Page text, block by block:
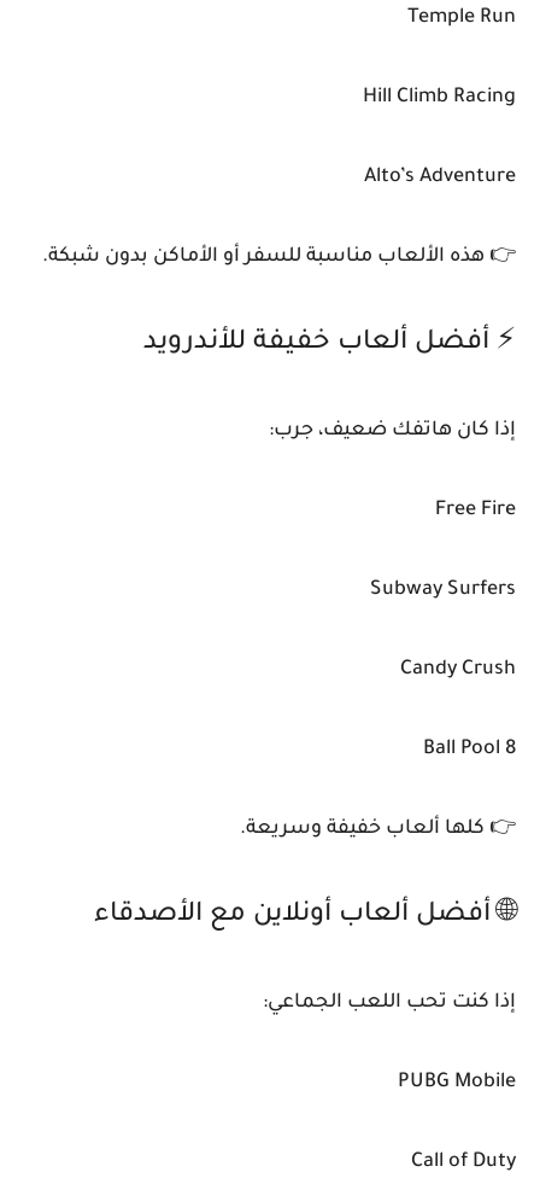
Temple Run
Hill Climb Racing
Alto’s Adventure
👉 هذه الألعاب مناسبة للسفر أو الأماكن بدون شبكة.
⚡ أفضل ألعاب خفيفة للأندرويد
إذا كان هاتفك ضعيف، جرب:
Free Fire
Subway Surfers
Candy Crush
8 Ball Pool
👉 كلها ألعاب خفيفة وسريعة.
🌐 أفضل ألعاب أونلاين مع الأصدقاء
إذا كنت تحب اللعب الجماعي:
PUBG Mobile
Call of Duty